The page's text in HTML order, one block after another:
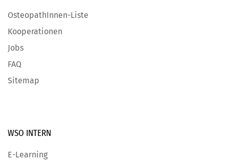
OsteopathInnen-Liste
Kooperationen
Jobs
FAQ
Sitemap
WSO INTERN
E-Learning